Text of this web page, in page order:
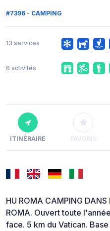
#7396 - CAMPING
13 services
6 activités
ITINÉRAIRE FAVORIS
HU ROMA CAMPING
ROMA. Ouvert toute
face. 5 km du Vatican.